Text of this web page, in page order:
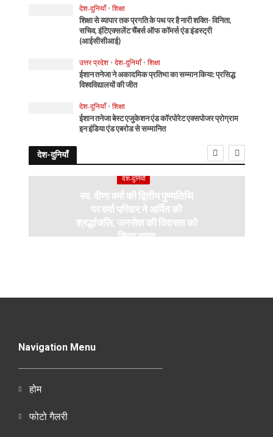
देश-दुनियाँ • शिक्षा
शिक्षा से व्यापार तक प्रगति के पथ पर है नारी शक्ति- विनिता,
सचिव, इंटिएक्सलेंट चैंबर्स ऑफ कॉमर्स एंड इंडस्ट्री
(आईसीसीआई)
उत्तर प्रदेश • देश-दुनियाँ • शिक्षा
ईशान तनेजा ने अकादमिक प्रतिभा का सम्मान किया: प्रसिद्ध
विश्वविद्यालयों की जीत
देश-दुनियाँ • शिक्षा
ईशान तनेजा बेस्ट एजुकेशन एंड कॉरपोरेट एक्सपोजर प्रोग्राम
इन इंडिया एंड एबरोड से सम्मानित
देश-दुनियाँ
देश-दुनियाँ
स्व. वीणा वर्मा की द्वितीय पुण्यतिथि
पर वर्मा परिवार ने अर्पित की
श्रद्धांजलि, जनसेवा की विरासत को
किया नमन
Navigation Menu
होम
फोटो गैलरी